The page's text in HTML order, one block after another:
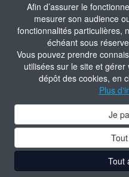
Afin d’assurer le
mesurer son audience
fonctionnalités particulières,
échéant sous
Vous pouvez prendre
utilisées sur le site et
dépôt des cookies, en
Plus
Je
Tout